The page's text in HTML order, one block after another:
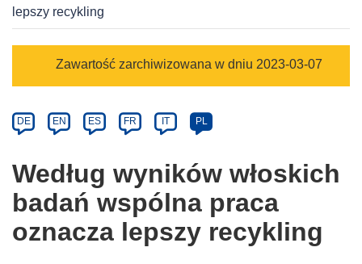
lepszy recykling
Category
Zawartość zarchiwizowana w dniu 2023-03-07
Article
available
the
following
languages:
DE EN ES FR IT PL
Według wyników włoskich
badań wspólna praca
oznacza lepszy recykling